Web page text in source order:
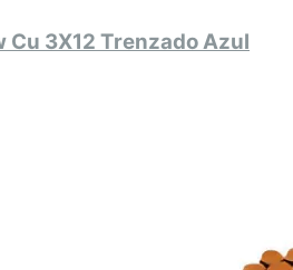
Cu 3X12 Trenzado Azul